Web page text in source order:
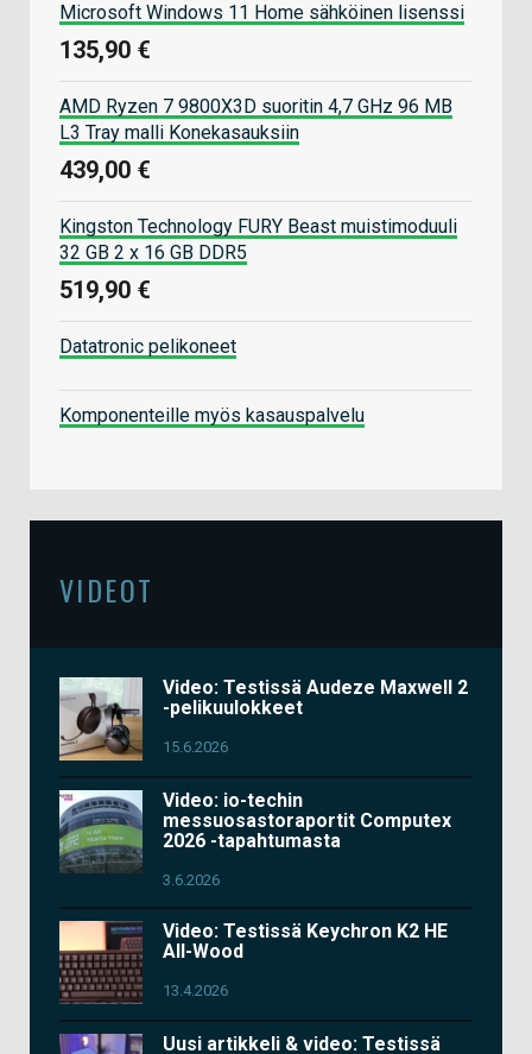
Microsoft Windows 11 Home sähköinen lisenssi
135,90 €
AMD Ryzen 7 9800X3D suoritin 4,7 GHz 96 MB
L3 Tray malli Konekasauksiin
439,00 €
Kingston Technology FURY Beast muistimoduuli
32 GB 2 x 16 GB DDR5
519,90 €
Datatronic pelikoneet
Komponenteille myös kasauspalvelu
VIDEOT
Video: Testissä Audeze Maxwell 2
-pelikuulokkeet
15.6.2026
Video: io-techin
messuosastoraportit Computex
2026 -tapahtumasta
3.6.2026
Video: Testissä Keychron K2 HE
All-Wood
13.4.2026
Uusi artikkeli & video: Testissä